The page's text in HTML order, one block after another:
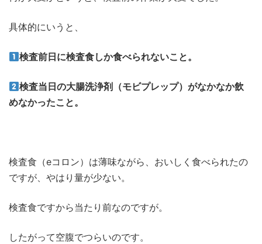
具体的にいうと、
検査前日に検査食しか食べられないこと。
検査当日の大腸洗浄剤（モビプレップ）がなかなか飲
めなかったこと。
検査食（eコロン）は薄味ながら、おいしく食べられたの
ですが、やはり量が少ない。
検査食ですから当たり前なのですが。
したがって空腹でつらいのです。